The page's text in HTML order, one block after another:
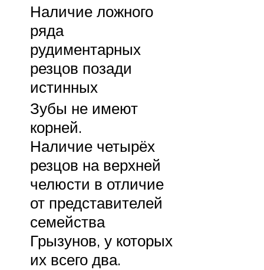
Наличие ложного
ряда
рудиментарных
резцов позади
истинных
Зубы не имеют
корней.
Наличие четырёх
резцов на верхней
челюсти в отличие
от представителей
семейства
Грызунов, у которых
их всего два.